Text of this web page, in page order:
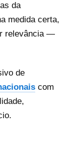
da
medida certa,
relevância —
de
com